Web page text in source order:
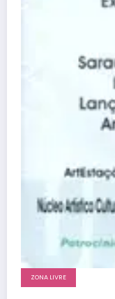
ZONA LIVRE